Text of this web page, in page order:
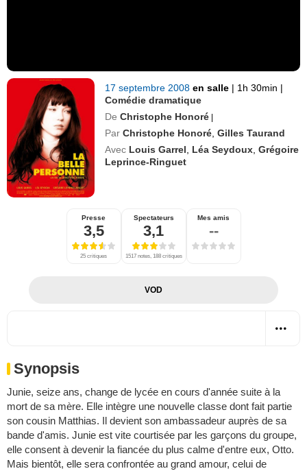
17 septembre 2008en salle | 1h 30min |
Comédie dramatique
De Christophe Honoré |
Par Christophe Honoré ,Gilles Taurand
Avec Louis Garrel Léa Seydoux ,Grégoire
Leprince-Ringuet
Presse
3,5
25 critiques
Spectateurs
3,1
1517 notes, 188 critiques
Mes amis
--
VOD
Synopsis
Junie, seize ans, change de lycée en cours d'année suite à la
mort de sa mère. Elle intègre une nouvelle classe dont fait partie
son cousin Matthias. Il devient son ambassadeur auprès de sa
bande d'amis. Junie est vite courtisée par les garçons du groupe,
elle consent à devenir la fiancée du plus calme d'entre eux, Otto.
Mais bientôt, elle sera confrontée au grand amour, celui de